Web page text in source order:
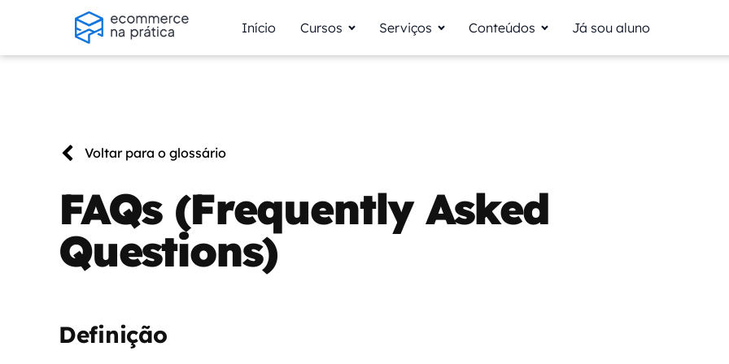
Início Cursos Serviços Conteúdos Já sou aluno
Voltar para o glossário
FAQs (Frequently Asked
Questions)
Definição